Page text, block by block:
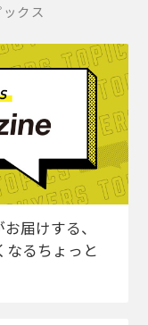
クス
届けする、
なるちょっと